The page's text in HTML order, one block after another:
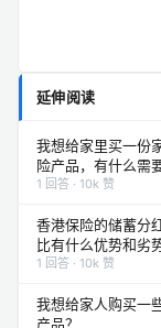
延伸阅读
我想给家里买一份
险产品，有什么需
1 回答 · 10k 赞
香港保险的储蓄分
比有什么优势和劣
1 回答 · 10k 赞
我想给家人购买一
产品？